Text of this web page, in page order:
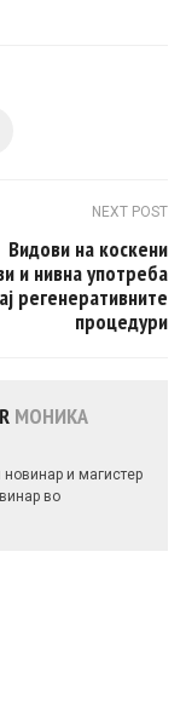
NEXT POST
Видови на коскени
и нивна употреба
регенеративните
процедури
МОНИКА
и магистер
во